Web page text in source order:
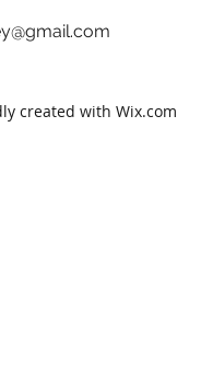
created with Wix.com